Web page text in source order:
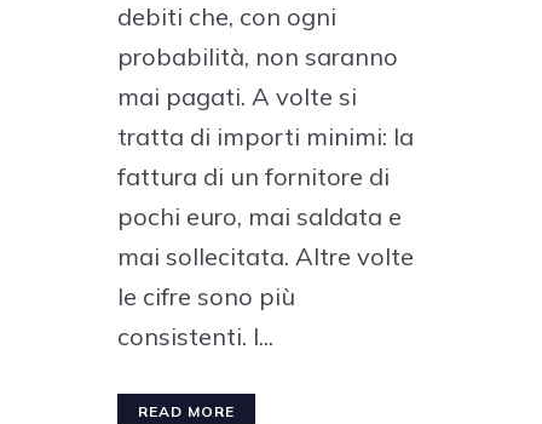
debiti che, con ogni
probabilità, non saranno
mai pagati. A volte si
tratta di importi minimi: la
fattura di un fornitore di
pochi euro, mai saldata e
mai sollecitata. Altre volte
le cifre sono più
consistenti. I...
READ MORE